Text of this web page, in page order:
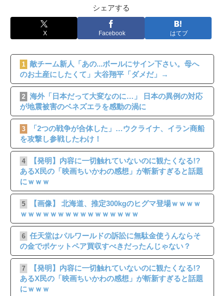
シェアする
X Facebook はてブ
1 敵チーム新人「あの...ボールにサイン下さい。母へ
のお土産にしたくて」大谷翔平「ダメだ」→
2 海外「日本だって大変なのに…」 日本の異例の対応
が地震被害のベネズエラを感動の渦に
3
「2つの戦争が合体した」…ウクライナ、イラン商船
を攻撃し参戦したわけ！
4
【発明】内容に一切触れていないのに観たくなる!?
あるX民の「映画ちいかわの感想」が斬新すぎると話題
にｗｗｗ
5
【画像】 北海道、推定300kgのヒグマ登場ｗｗｗｗ
ｗｗｗｗｗｗｗｗｗｗｗｗｗｗｗｗ
6 任天堂はパルワールドの訴訟に無駄金使うんならそ
の金でポケットペア買収すべきだったんじゃない？
7
【発明】内容に一切触れていないのに観たくなる!?
あるX民の「映画ちいかわの感想」が斬新すぎると話題
にｗｗｗ